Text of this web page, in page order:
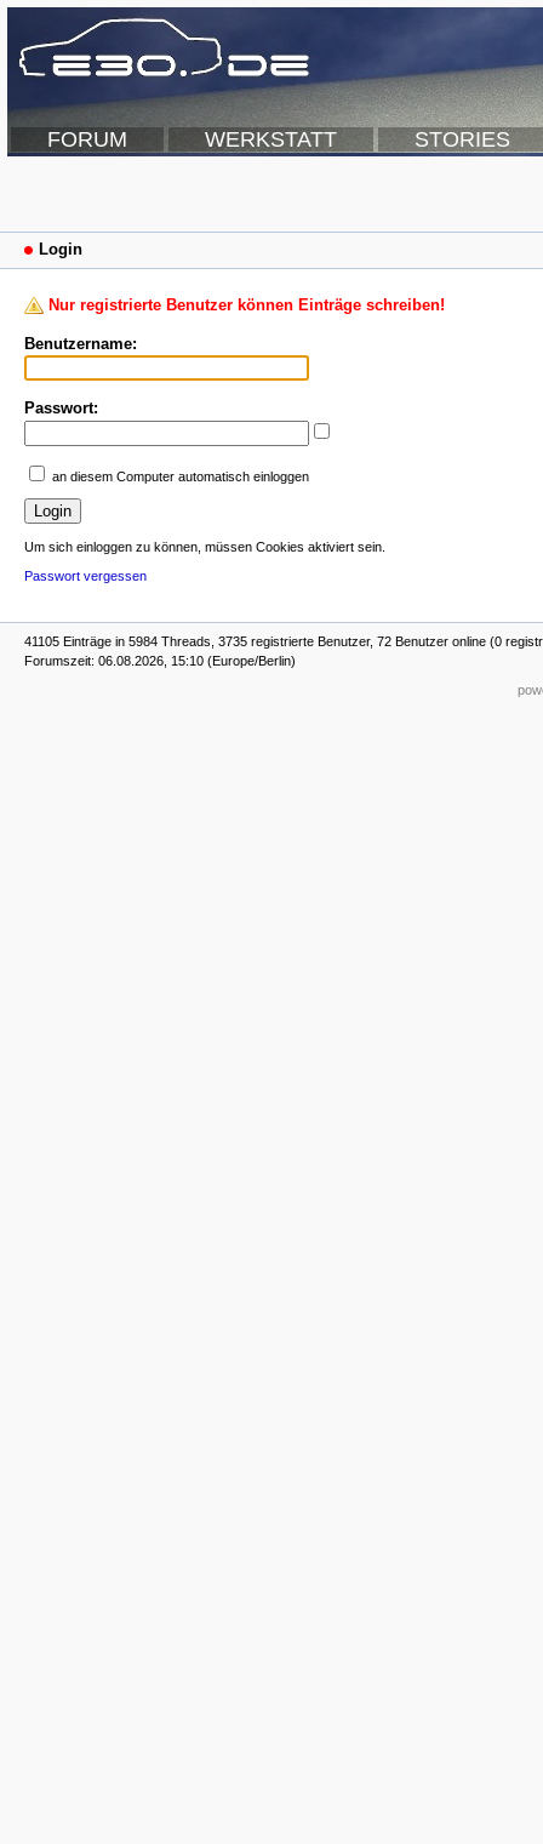
FORUM WERKSTATT STORIES
Login
Nur registrierte Benutzer können Einträge schreiben!
Benutzername:
Passwort:
an diesem Computer automatisch einloggen
Um sich einloggen zu können, müssen Cookies aktiviert sein.
Passwort vergessen
41105 Einträge in 5984 Threads, 3735 registrierte Benutzer, 72 Benutzer online (0
Forumszeit: 06.08.2026, 15:10 (Europe/Berlin)